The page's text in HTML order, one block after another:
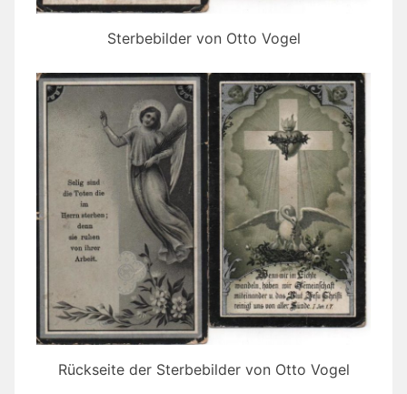
Sterbebilder von Otto Vogel
Rückseite der Sterbebilder von Otto Vogel